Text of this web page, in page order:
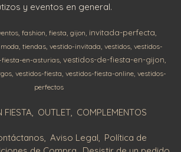
y eventos en general.
fashion fiesta gijon invitada-perfecta
moda tiendas vestido-invitada vestidos vestidos-
fiesta-en-asturias vestidos-de-fiesta-en-gijon
vestidos-fiesta vestidos-fiesta-online vestidos-
perfectos
FIESTA OUTLET COMPLEMENTOS
Aviso Legal
Política de